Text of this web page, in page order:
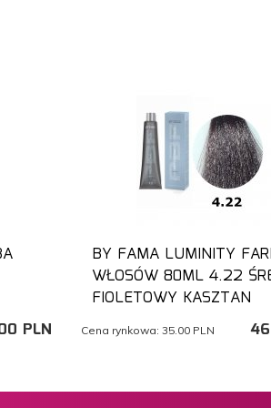
PLN
BY FAMA LUMINITY
WŁOSÓW 80ML 4.22
FIOLETOWY KASZTAN
Cena rynkowa: 35.00 PLN